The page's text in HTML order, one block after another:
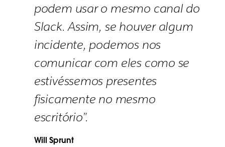
podem usar o mesmo canal do
Slack. Assim, se houver algum
incidente, podemos nos
comunicar com eles como se
estivéssemos presentes
fisicamente no mesmo
escritório”.
Will Sprunt